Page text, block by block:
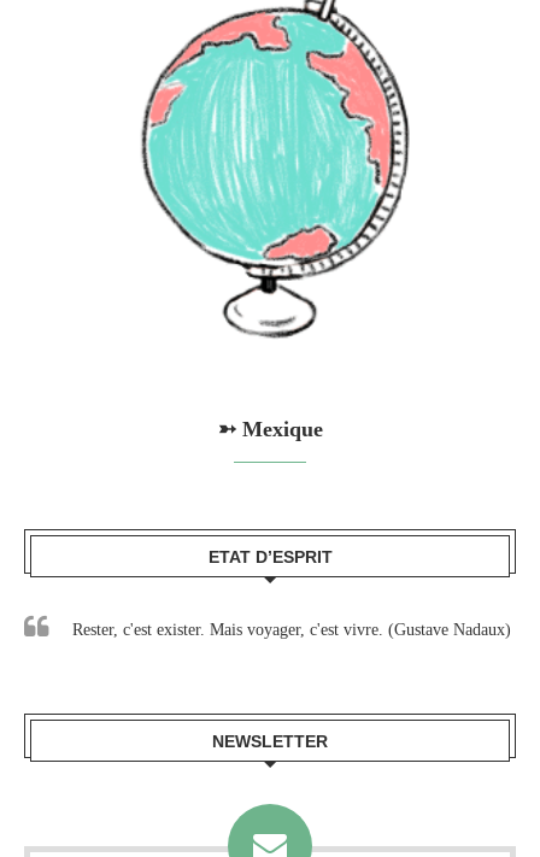
➳ Mexique
ETAT D’ESPRIT
Rester, c'est exister. Mais voyager, c'est vivre. (Gustave Nadaux)
NEWSLETTER